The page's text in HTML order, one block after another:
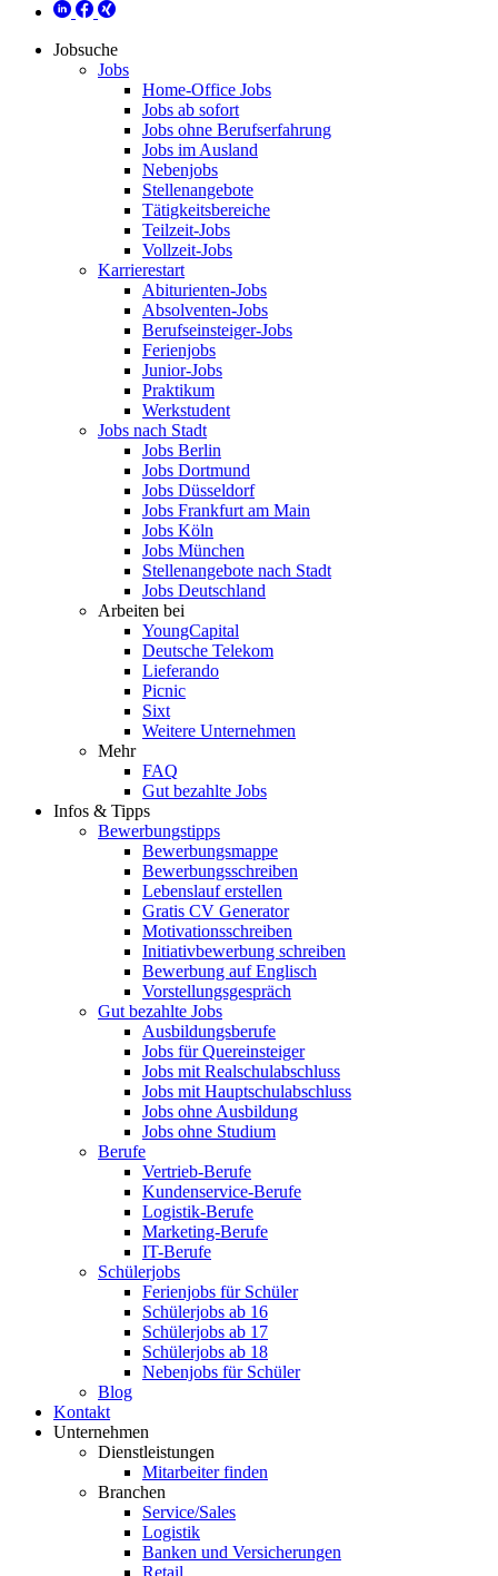
Jobsuche
Jobs
Home-Office Jobs
Jobs ab sofort
Jobs ohne Berufserfahrung
Jobs im Ausland
Nebenjobs
Stellenangebote
Tätigkeitsbereiche
Teilzeit-Jobs
Vollzeit-Jobs
Karrierestart
Abiturienten-Jobs
Absolventen-Jobs
Berufseinsteiger-Jobs
Ferienjobs
Junior-Jobs
Praktikum
Werkstudent
Jobs nach Stadt
Jobs Berlin
Jobs Dortmund
Jobs Düsseldorf
Jobs Frankfurt am Main
Jobs Köln
Jobs München
Stellenangebote nach Stadt
Jobs Deutschland
Arbeiten bei
YoungCapital
Deutsche Telekom
Lieferando
Picnic
Sixt
Weitere Unternehmen
Mehr
FAQ
Gut bezahlte Jobs
Infos & Tipps
Bewerbungstipps
Bewerbungsmappe
Bewerbungsschreiben
Lebenslauf erstellen
Gratis CV Generator
Motivationsschreiben
Initiativbewerbung schreiben
Bewerbung auf Englisch
Vorstellungsgespräch
Gut bezahlte Jobs
Ausbildungsberufe
Jobs für Quereinsteiger
Jobs mit Realschulabschluss
Jobs mit Hauptschulabschluss
Jobs ohne Ausbildung
Jobs ohne Studium
Berufe
Vertrieb-Berufe
Kundenservice-Berufe
Logistik-Berufe
Marketing-Berufe
IT-Berufe
Schülerjobs
Ferienjobs für Schüler
Schülerjobs ab 16
Schülerjobs ab 17
Schülerjobs ab 18
Nebenjobs für Schüler
Blog
Kontakt
Unternehmen
Dienstleistungen
Mitarbeiter finden
Branchen
Service/Sales
Logistik
Banken und Versicherungen
Retail